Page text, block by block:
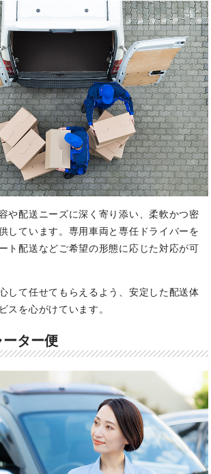
や配送ニーズに深く寄り添い、柔軟かつ密
しています。 専用車両と専任ドライバーを
ト配送などご希望の形態に応じた対応が可
して任せてもらえるよう、安定した配送体
スを心がけています。
ター便